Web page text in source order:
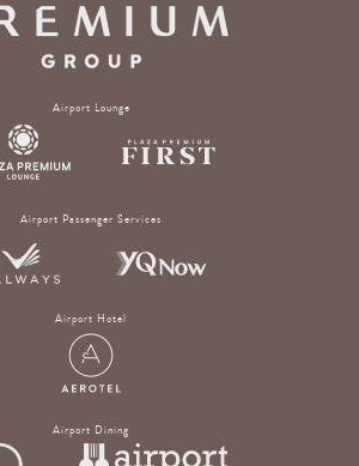
Airport Lounge
Airport Passenger Services
Airport Hotel
Airport Dining